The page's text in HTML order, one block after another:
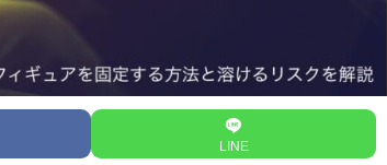
LINE